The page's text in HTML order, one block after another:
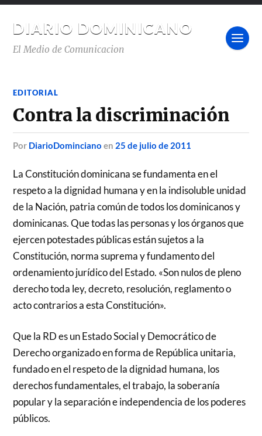
DIARIO DOMINICANO
El Medio de Comunicacion
EDITORIAL
Contra la discriminación
por DiarioDominciano en 25 de julio de 2011
La Constitución dominicana se fundamenta en el
respeto a la dignidad humana y en la indisoluble unidad
de la Nación, patria común de todos los dominicanos y
dominicanas. Que todas las personas y los órganos que
ejercen potestades públicas están sujetos a la
Constitución, norma suprema y fundamento del
ordenamiento jurídico del Estado. «Son nulos de pleno
derecho toda ley, decreto, resolución, reglamento o
acto contrarios a esta Constitución».
Que la RD es un Estado Social y Democrático de
Derecho organizado en forma de República unitaria,
fundado en el respeto de la dignidad humana, los
derechos fundamentales, el trabajo, la soberanía
popular y la separación e independencia de los poderes
públicos.